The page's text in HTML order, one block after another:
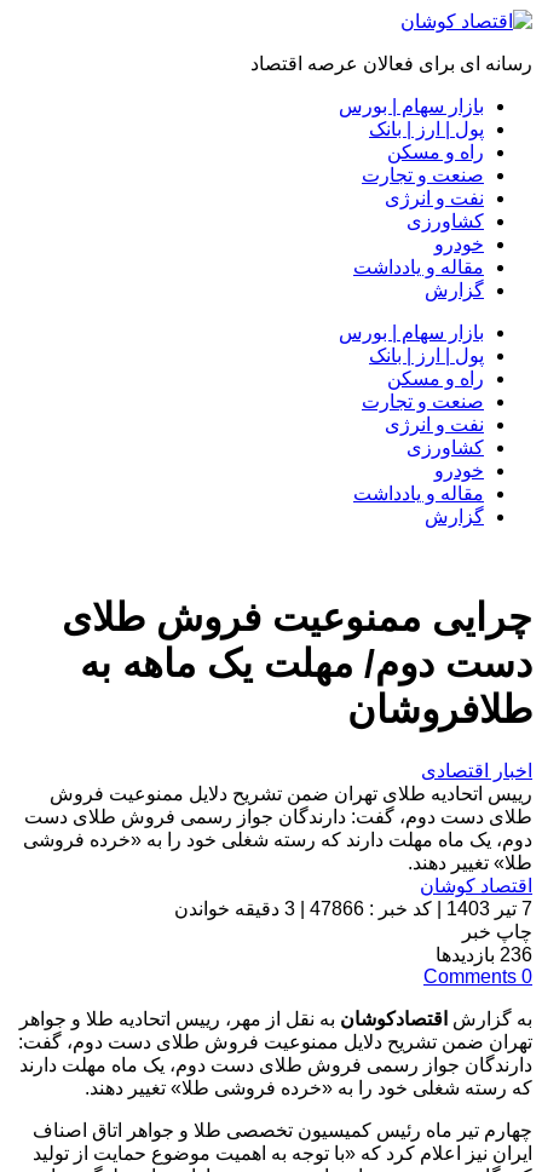
رسانه ای برای فعالان عرصه اقتصاد
بازار سهام | بورس
پول | ارز | بانک
راه و مسکن
صنعت و تجارت
نفت و انرژی
کشاورزی
خودرو
مقاله و یادداشت
گزارش
بازار سهام | بورس
پول | ارز | بانک
راه و مسکن
صنعت و تجارت
نفت و انرژی
کشاورزی
خودرو
مقاله و یادداشت
گزارش
چرایی ممنوعیت فروش طلای
دست دوم/ مهلت یک ماهه به
طلافروشان
اخبار اقتصادی
رییس اتحادیه طلای تهران ضمن تشریح دلایل ممنوعیت فروش
طلای دست دوم، گفت: دارندگان جواز رسمی فروش طلای دست
دوم، یک ماه مهلت دارند که رسته شغلی خود را به «خرده فروشی
طلا» تغییر دهند.
اقتصاد کوشان
7 تیر 1403
کد خبر : 47866
3 دقیقه خواندن
چاپ خبر
236 بازدیدها
0
Comments
به گزارش اقتصادکوشان به نقل از مهر، رییس اتحادیه طلا و جواهر
تهران ضمن تشریح دلایل ممنوعیت فروش طلای دست دوم، گفت:
دارندگان جواز رسمی فروش طلای دست دوم، یک ماه مهلت دارند
که رسته شغلی خود را به «خرده فروشی طلا» تغییر دهند.
چهارم تیر ماه رئیس کمیسیون تخصصی طلا و جواهر اتاق اصناف
ایران نیز اعلام کرد که «با توجه به اهمیت موضوع حمایت از تولید